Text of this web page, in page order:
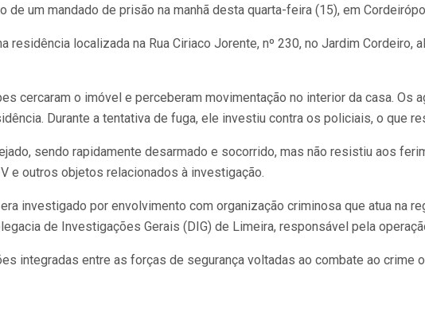
de um mandado de prisão na manhã desta quarta-feira (15), em
residência localizada na Rua Ciriaco Jorente, nº 230, no Jardim
cercaram o imóvel e perceberam movimentação no interior da casa. Os
Durante a tentativa de fuga, ele investiu contra os policiais, o que
sendo rapidamente desarmado e socorrido, mas não resistiu aos
e outros objetos relacionados à investigação.
investigado por envolvimento com organização criminosa que atua na
de Investigações Gerais (DIG) de Limeira, responsável pela
integradas entre as forças de segurança voltadas ao combate ao